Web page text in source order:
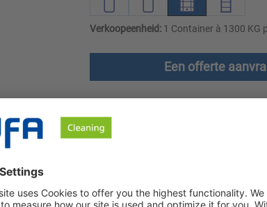
Verkoopeenheid:1 Container à 1300 KG
Een offerte
Downloads
is ontwikkeld voor gebruik met BÜFA
van de vezels. BÜFA Element A is bijzonder